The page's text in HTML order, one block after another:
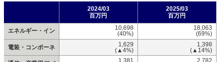
2024/03
百万円
2025/03
百万円
エネルギー・イン
10,698
(40%)
18,063
(69%)
電装・コンポーネ
1,629
(▲4%)
1,398
(▲14%)
1,381
2,782